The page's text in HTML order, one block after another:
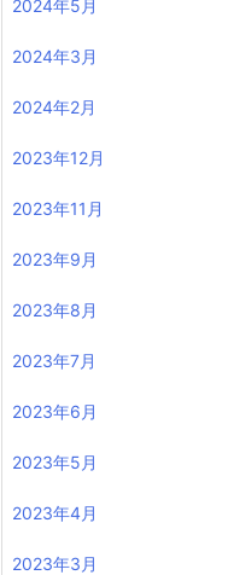
2024年5月
2024年3月
2024年2月
2023年12月
2023年11月
2023年9月
2023年8月
2023年7月
2023年6月
2023年5月
2023年4月
2023年3月